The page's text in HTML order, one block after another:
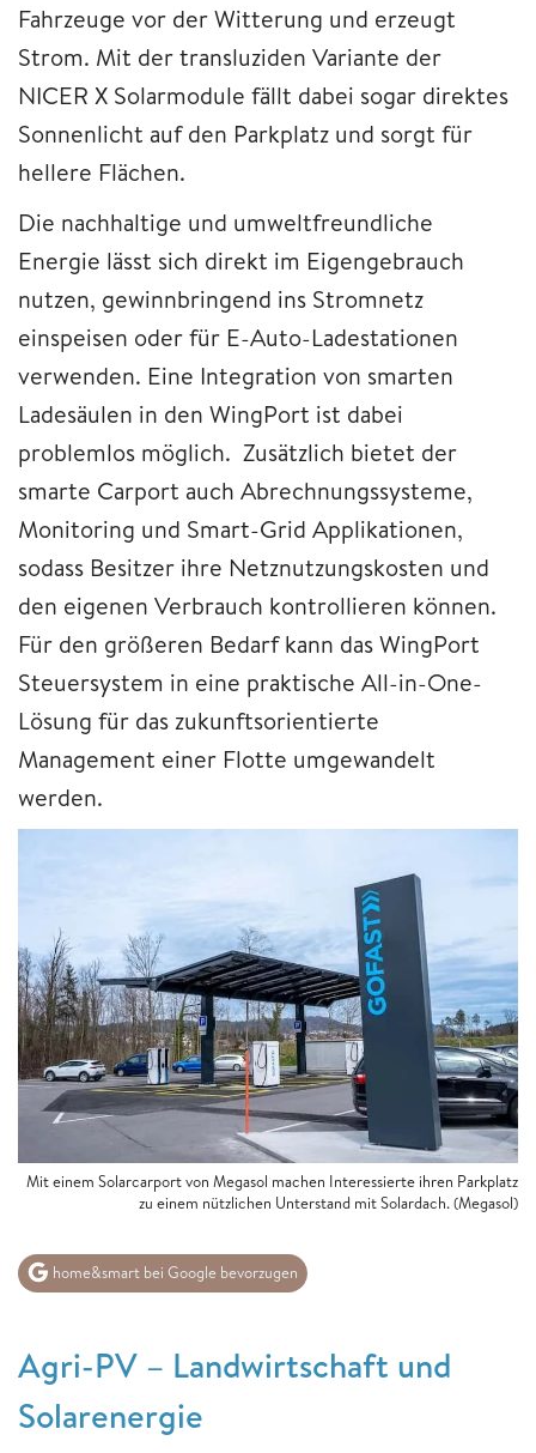
Fahrzeuge vor der Witterung und erzeugt
Strom. Mit der transluziden Variante der
NICER X Solarmodule fällt dabei sogar direktes
Sonnenlicht auf den Parkplatz und sorgt für
hellere Flächen.
Die nachhaltige und umweltfreundliche
Energie lässt sich direkt im Eigengebrauch
nutzen, gewinnbringend ins Stromnetz
einspeisen oder für E-Auto-Ladestationen
verwenden. Eine Integration von smarten
Ladesäulen in den WingPort ist dabei
problemlos möglich. Zusätzlich bietet der
smarte Carport auch Abrechnungssysteme,
Monitoring und Smart-Grid Applikationen,
sodass Besitzer ihre Netznutzungskosten und
den eigenen Verbrauch kontrollieren können.
Für den größeren Bedarf kann das WingPort
Steuersystem in eine praktische All-in-One-
Lösung für das zukunftsorientierte
Management einer Flotte umgewandelt
werden.
Mit einem Solarcarport von Megasol machen Interessierte ihren Parkplatz
zu einem nützlichen Unterstand mit Solardach. (Megasol)
home&smart bei Google bevorzugen
Agri-PV – Landwirtschaft und
Solarenergie